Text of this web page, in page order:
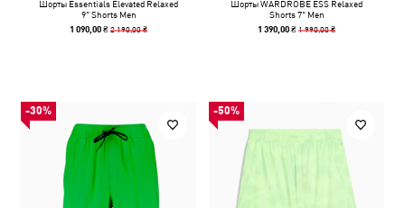
Шорты Essentials Elevated Relaxed
9" Shorts Men
1 090,00 ₴2 190,00 ₴
Шорты WARDROBE ESS Relaxed
Shorts 7" Men
1 390,00 ₴1 990,00 ₴
-30% -50%